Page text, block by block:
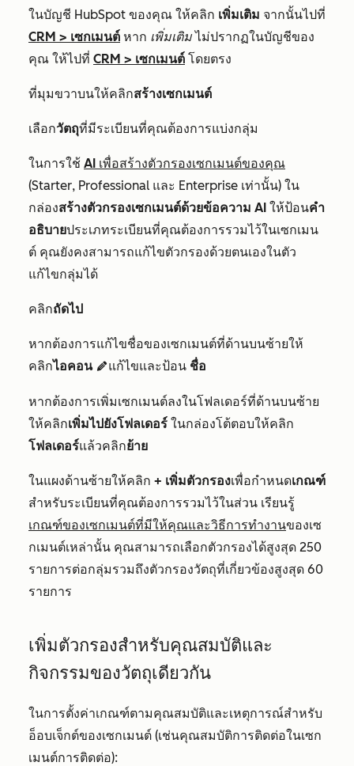
ในบัญชี HubSpot ของคุณ ให้คลิก เพิ่มเติม จากนั้นไปที่
CRM > เซกเมนต์ หาก เพิ่มเติมไม่ปรากฏในบัญชีของ
คุณ ให้ไปที่ CRM > เซกเมนต์ โดยตรง
ที่มุมขวาบนให้คลิกสร้างเซกเมนต์
เลือกวัตถุที่มีระเบียนที่คุณต้องการแบ่งกลุ่ม
ในการใช้ AI เพื่อสร้างตัวกรองเซกเมนต์ของคุณ
(Starter, Professional และ Enterprise เท่านั้น) ใน
กล่องสร้างตัวกรองเซกเมนต์ด้วยข้อความ AI ให้ป้อนคำ
อธิบายประเภทระเบียนที่คุณต้องการรวมไว้ในเซกเมน
ต์ คุณยังคงสามารถแก้ไขตัวกรองด้วยตนเองในตัว
แก้ไขกลุ่มได้
คลิกถัดไป
หากต้องการแก้ไขชื่อของเซกเมนต์ที่ด้านบนซ้ายให้
คลิกไอคอน editแก้ไขและป้อน ชื่อ
หากต้องการเพิ่มเซกเมนต์ลงในโฟลเดอร์ที่ด้านบนซ้าย
ให้คลิกเพิ่มไปยังโฟลเดอร์ ในกล่องโต้ตอบให้คลิก
โฟลเดอร์แล้วคลิกย้าย
ในแผงด้านซ้ายให้คลิก + เพิ่มตัวกรองเพื่อกำหนดเกณฑ์
สำหรับระเบียนที่คุณต้องการรวมไว้ในส่วน เรียนรู้
เกณฑ์ของเซกเมนต์ที่มีให้คุณและวิธีการทำงานของเซ
กเมนต์เหล่านั้น คุณสามารถเลือกตัวกรองได้สูงสุด 250
รายการต่อกลุ่มรวมถึงตัวกรองวัตถุที่เกี่ยวข้องสูงสุด 60
รายการ
เพิ่มตัวกรองสำหรับคุณสมบัติและ
กิจกรรมของวัตถุเดียวกัน
ในการตั้งค่าเกณฑ์ตามคุณสมบัติและเหตุการณ์สำหรับ
อ็อบเจ็กต์ของเซกเมนต์ (เช่นคุณสมบัติการติดต่อในเซก
เมนต์การติดต่อ):